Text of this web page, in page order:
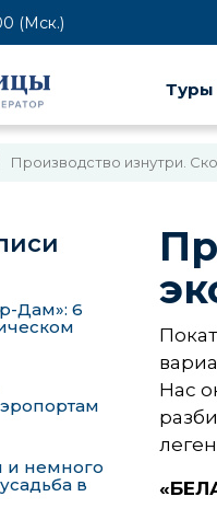
(Мск.)
Туры
Производство изнутри.
Дам»: 6
и немного
в
Нас